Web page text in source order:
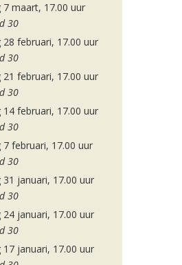
7 maart, 17.00 uur
30
28 februari, 17.00 uur
30
21 februari, 17.00 uur
30
14 februari, 17.00 uur
30
7 februari, 17.00 uur
30
31 januari, 17.00 uur
30
24 januari, 17.00 uur
30
17 januari, 17.00 uur